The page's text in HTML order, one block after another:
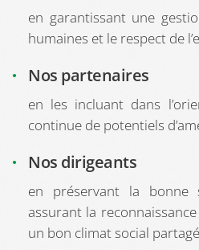
en garantissant une
humaines et le respect de
Nos partenaires
en les incluant dans
continue de potentiels
Nos dirigeants
en préservant la bonne
assurant la
un bon climat social partagé